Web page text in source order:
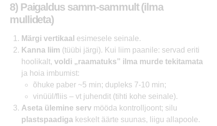
8) Paigaldus samm-sammult (ilma
mullideta)
Märgi vertikaal esimesele seinale.
Kanna liim (tüübi järgi). Kui liim paanile: servad eriti
hoolikalt, voldi „raamatuks” ilma murde tekitamata
ja hoia imbumist:
õhuke paber ~5 min; dupleks 7-10 min;
vinüül/fliis – vt juhendit (tihti kohe seinale).
Aseta ülemine serv mööda kontrolljoont; silu
plastspaadiga keskelt äärte suunas, liigu allapoole.